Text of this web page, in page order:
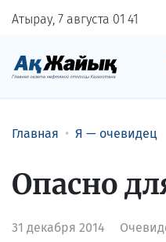
Атырау, 7 августа 01 41
Главная Я — очевидец
31 декабря 2014
Опасно